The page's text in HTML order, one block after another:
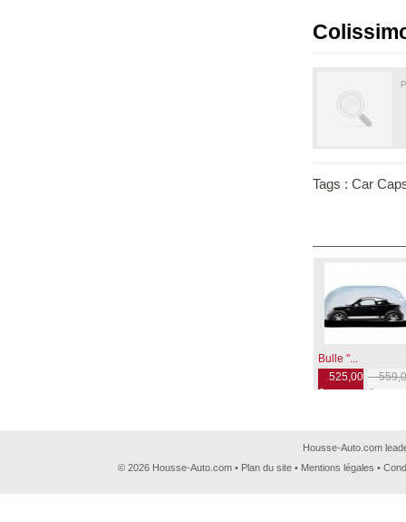
Tags : Car
Bulle "...
525,00
€
€
Housse-Auto.com
© 2026 Housse-Auto.com • Plan du site • Mentions légales •